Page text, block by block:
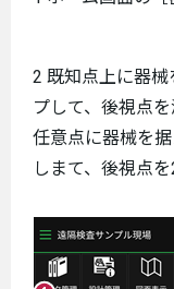
2 既知点上に器
プして、後視点を
任意点に器械を
しまて、後視点を